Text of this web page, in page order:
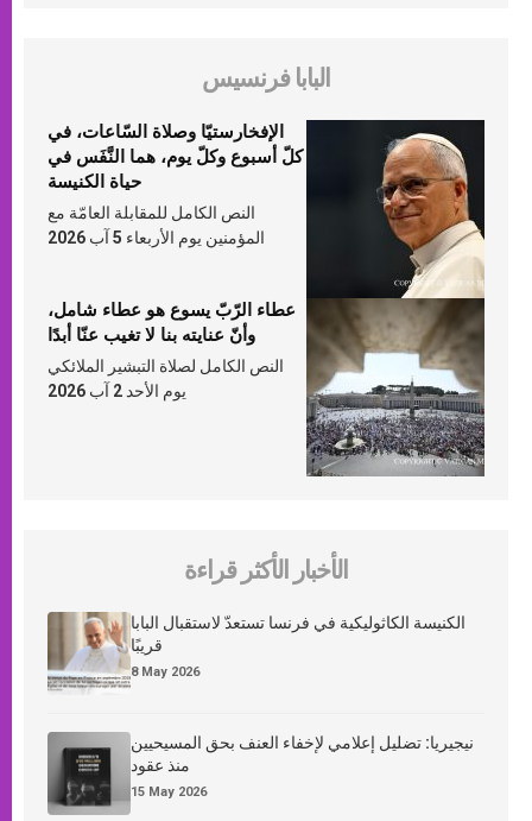
البابا فرنسيس
الإفخارستيّا وصلاة السّاعات، في
كلّ أسبوع وكلّ يوم، هما النَّفَس في
حياة الكنيسة
النص الكامل للمقابلة العامّة مع
المؤمنين يوم الأربعاء 5 آب 2026
عطاء الرّبّ يسوع هو عطاء شامل،
وأنّ عنايته بنا لا تغيب عنّا أبدًا
النص الكامل لصلاة التبشير الملائكي
يوم الأحد 2 آب 2026
الأخبار الأكثر قراءة
الكنيسة الكاثوليكية في فرنسا تستعدّ لاستقبال البابا
قريبًا
8 May 2026
نيجيريا: تضليل إعلامي لإخفاء العنف بحق المسيحيين
منذ عقود
15 May 2026